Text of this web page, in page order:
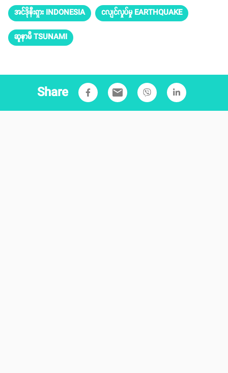
အင်ဒိုနီးရှား INDONESIA ငလျင်လှုပ်မှု EARTHQUAKE
ဆူနာမီ TSUNAMI
Share email